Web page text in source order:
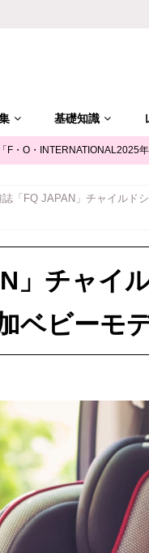
基礎知識
F・O・INTERNATIONAL2025
アブランド「ALGY(アルジー)」
モール多摩平の森」ファッショ
から防水モデル登場 雨の日や
誌「FQ JAPAN」チャイルド
」チャイ
ベビーモ